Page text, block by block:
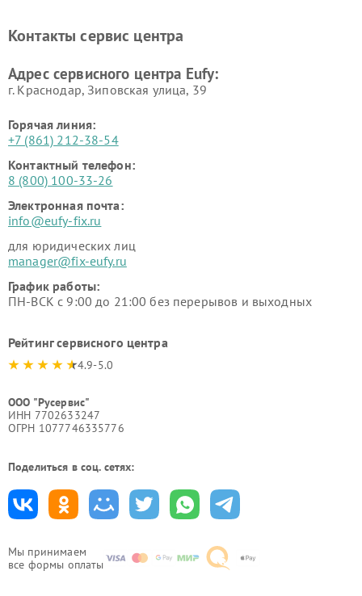
Мы принимаем
все формы оплаты
Контакты сервис центра
Адрес сервисного центра Eufy:
г. Краснодар, Зиповская улица, 39
Горячая линия:
+7 (861) 212-38-54
Контактный телефон:
8 (800) 100-33-26
Электронная почта:
info@eufy-fix.ru
для юридических лиц
manager@fix-eufy.ru
График работы:
ПН-ВСК с 9:00 до 21:00 без перерывов и выходных
Рейтинг сервисного центра
4.9-5.0
ООО "Русервис"
ИНН 7702633247
ОГРН 1077746335776
Поделиться в соц. сетях: